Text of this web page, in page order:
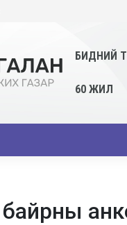
БИДНИЙ
60 ЖИЛ